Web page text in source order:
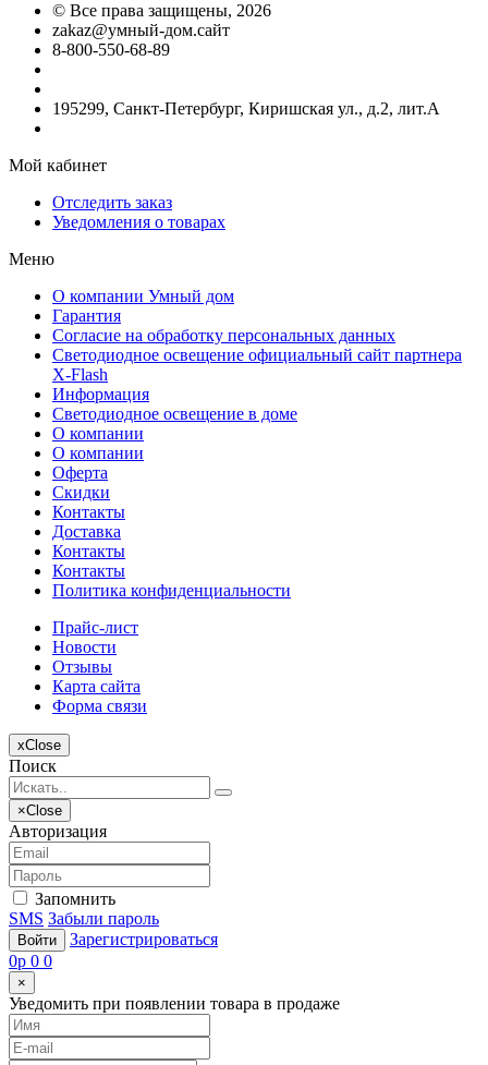
© Все права защищены, 2026
zakaz@умный-дом.сайт
8-800-550-68-89
195299, Санкт-Петербург, Киришская ул., д.2, лит.А
Мой кабинет
Отследить заказ
Уведомления о товарах
Меню
О компании Умный дом
Гарантия
Согласие на обработку персональных данных
Светодиодное освещение официальный сайт партнера
X-Flash
Информация
Светодиодное освещение в доме
О компании
О компании
Оферта
Скидки
Контакты
Доставка
Контакты
Контакты
Политика конфиденциальности
Прайс-лист
Новости
Отзывы
Карта сайта
Форма связи
xClose
Поиск
×Close
Авторизация
Запомнить
SMS Забыли пароль
Войти
Зарегистрироваться
0p 0 0
×
Уведомить при появлении товара в продаже